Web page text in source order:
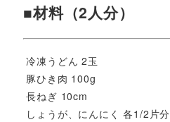
■材料（2人分）
冷凍うどん 2玉
豚ひき肉 100g
長ねぎ 10cm
しょうが、にんにく 各1/2片分